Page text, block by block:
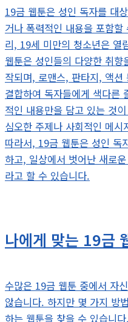
19금 웹툰은 성인 독자를 대
거나 폭력적인 내용을 포함
리, 19세 미만의 청소년은 열
웹툰은 성인들의 다양한 취
작되며, 로맨스, 판타지, 액
결합하여 독자들에게 색다른
적인 내용만을 담고 있는 것
심오한 주제나 사회적인 메
따라서, 19금 웹툰은 성인 독
하고, 일상에서 벗어난 새로
라고 할 수 있습니다.
나에게 맞는 19금
수많은 19금 웹툰 중에서 자
않습니다. 하지만 몇 가지 방
하는 웹툰을 찾을 수 있습니